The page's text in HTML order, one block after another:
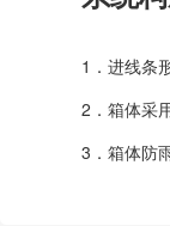
1．进线条
2．箱体采
3．箱体防